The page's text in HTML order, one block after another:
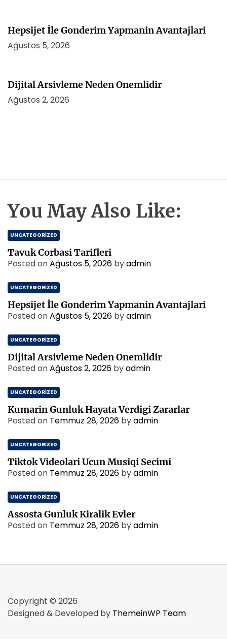
Hepsijet İle Gonderim Yapmanin Avantajlari
Ağustos 5, 2026
Dijital Arsivleme Neden Onemlidir
Ağustos 2, 2026
You May Also Like:
UNCATEGORIZED
Tavuk Corbasi Tarifleri
Posted onAğustos 5, 2026 byadmin
UNCATEGORIZED
Hepsijet İle Gonderim Yapmanin Avantajlari
Posted onAğustos 5, 2026 byadmin
UNCATEGORIZED
Dijital Arsivleme Neden Onemlidir
Posted onAğustos 2, 2026 byadmin
UNCATEGORIZED
Kumarin Gunluk Hayata Verdigi Zararlar
Posted on Temmuz 28, 2026 byadmin
UNCATEGORIZED
Tiktok Videolari Ucun Musiqi Secimi
Posted on Temmuz 28, 2026 byadmin
UNCATEGORIZED
Assosta Gunluk Kiralik Evler
Posted on Temmuz 28, 2026 byadmin
Copyright © 2026
Designed & Developed by ThemeinWP Team